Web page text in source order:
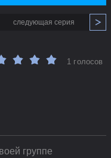
следующая серия
1 голосов
группе